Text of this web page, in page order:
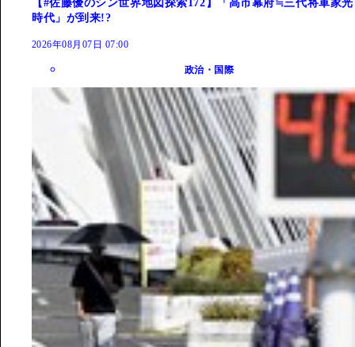
【#佐藤優のシン世界地図探索172】「高市幕府≒三代将軍家光
時代」が到来!?
2026年08月07日 07:00
政治・国際